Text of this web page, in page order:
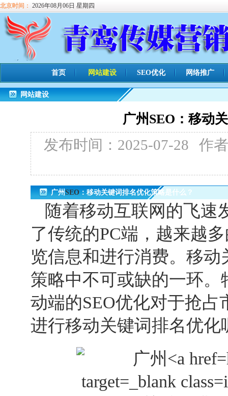
北京时间： 2026年08月06日 星期四
首页 网站建设 SEO优化 网络推广
网站建设
广州SEO：移动
发布时间：2025-07-28 作
广州SEO：移动关键词排名优化策略是什么？
随着移动互联网的飞速
了传统的PC端，越来越
览信息和进行消费。移
策略中不可或缺的一环
动端的SEO优化对于抢占
进行移动关键词排名优